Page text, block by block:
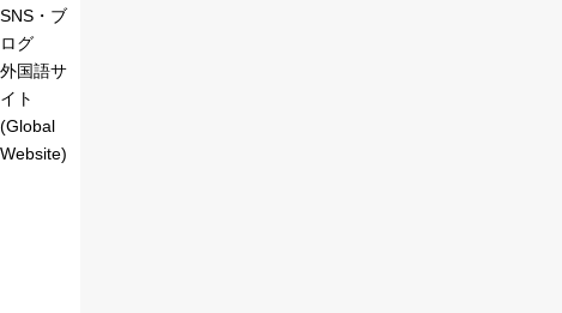
SNS・ブ
ログ
外国語サ
イト
(Global
Website)